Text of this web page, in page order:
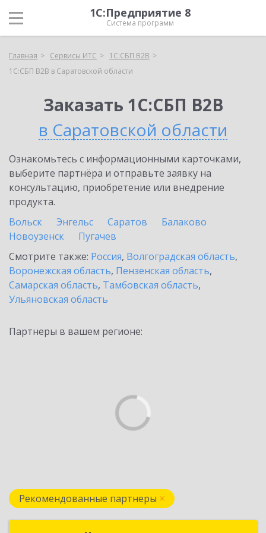
1С:Предприятие 8
Система программ
Главная Сервисы ИТС
1С:СБП B2B
1С:СБП B2B в Саратовской области
Заказать 1С:СБП B2B
в Саратовской области
Ознакомьтесь с информационными карточками,
выберите партнёра и отправьте заявку на
консультацию, приобретение или внедрение
продукта.
Вольск
Энгельс Саратов
Балаково
Новоузенск
Пугачев
Смотрите также: Россия, Волгоградская область,
Воронежская область, Пензенская область,
Самарская область, Тамбовская область,
Ульяновская область
Партнеры в вашем регионе:
Рекомендованные партнеры